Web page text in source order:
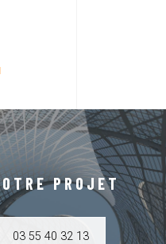
PROJET
03 55 40 32 13